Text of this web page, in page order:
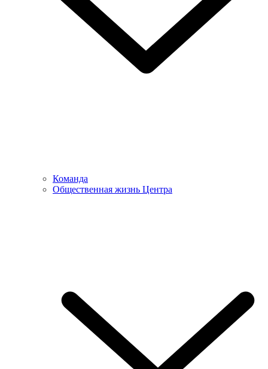
Команда
Общественная жизнь Центра